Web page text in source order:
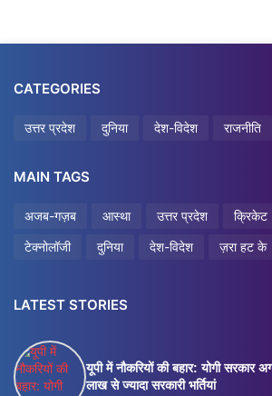
CATEGORIES
उत्तर प्रदेश दुनिया देश-विदेश राजनीति
MAIN TAGS
अजब-गज़ब आस्था उत्तर प्रदेश क्रिकेट
टेक्नोलॉजी
दुनिया देश-विदेश ज़रा हट के
LATEST STORIES
यूपी में नौकरियों की बहार: योगी
लाख से ज्यादा सरकारी भर्तियां